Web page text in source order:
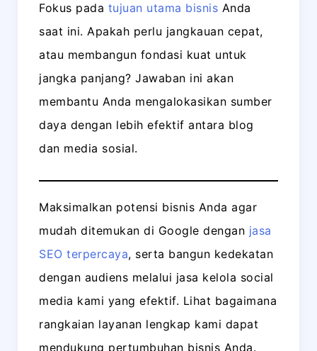
Fokus pada tujuan utama bisnis Anda
saat ini. Apakah perlu jangkauan cepat,
atau membangun fondasi kuat untuk
jangka panjang? Jawaban ini akan
membantu Anda mengalokasikan sumber
daya dengan lebih efektif antara blog
dan media sosial.
Maksimalkan potensi bisnis Anda agar
mudah ditemukan di Google dengan jasa
SEO terpercaya, serta bangun kedekatan
dengan audiens melalui jasa kelola social
media kami yang efektif. Lihat bagaimana
rangkaian layanan lengkap kami dapat
mendukung pertumbuhan bisnis Anda.